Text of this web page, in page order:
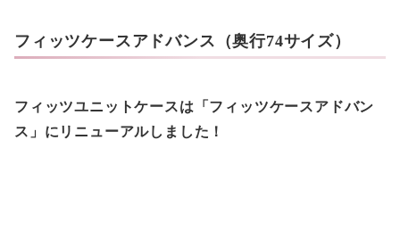
フィッツケースアドバンス（奥行74サイズ）
フィッツユニットケースは「フィッツケースアドバン
ス」にリニューアルしました！